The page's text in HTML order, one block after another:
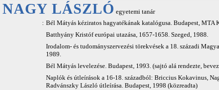
NAGY LÁSZLÓ egyetemi tanár
: Bél Mátyás kéziratos hagyatékának katalógusa. Budapest, MTA
Batthyány Kristóf európai utazása, 1657-1658. Szeged, 1988.
Irodalom- és tudományszervezési törekvések a 18. századi
1989.
Bél Mátyás levelezése. Budapest, 1993. (sajtó alá rendezte,
Naplók és útleírások a 16-18. századból: Briccius Kokavinus,
Radvánszky László útleírása. Budapest, 1998 (közreadta)